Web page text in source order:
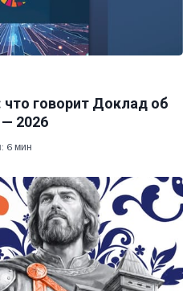
говорит Доклад об
2026
6 мин